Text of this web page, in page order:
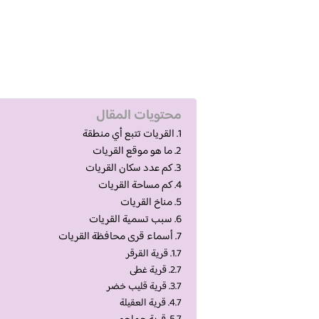
محتويات المقال
القريات تتبع أي منطقة
ما هو موقع القريات
كم عدد سكان القريات
كم مساحة القريات
مناخ القريات
سبب تسمية القريات
أسماء قرى محافظة القريات
قرية القرقر
قرية غطى
قرية قليب خضر
قرية العقيلة